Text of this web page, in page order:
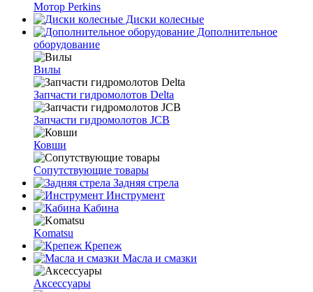
Мотор Perkins
Диски колесные
Дополнительное
оборудование
Вилы
Запчасти гидромолотов Delta
Запчасти гидромолотов JCB
Ковши
Сопутствующие товары
Задняя стрела
Инструмент
Кабина
Komatsu
Крепеж
Масла и смазки
Аксессуары